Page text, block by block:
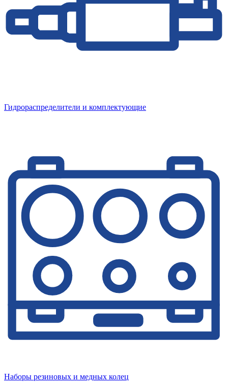
Гидрораспределители и комплектующие
Наборы резиновых и медных колец